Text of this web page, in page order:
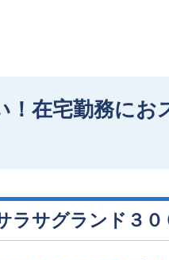
！在宅勤務にお
サグランド３０